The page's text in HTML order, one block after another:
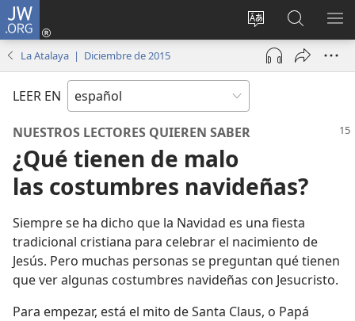
JW.ORG
Cambiar
idioma
del sitio
Iniciar
sesión
(abre
nueva
en
jw.org
La Atalaya | Diciembre de 2015
LEER EN
NUESTROS LECTORES QUIEREN SABER
¿Qué tienen de malo
las costumbres navideñas?
Siempre se ha dicho que la Navidad es una fiesta
tradicional cristiana para celebrar el nacimiento de
Jesús. Pero muchas personas se preguntan qué tienen
que ver algunas costumbres navideñas con Jesucristo.
Para empezar, está el mito de Santa Claus, o Papá